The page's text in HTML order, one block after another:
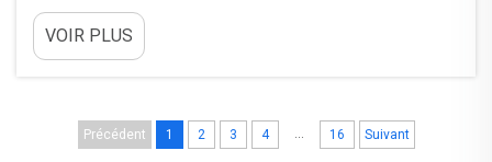
bâtiments préfabriqués et de logements
préfabriqués implique la fabrication de
composants structurels hors site, dans des
transport sur le chantier pour assemblage final.
Cette approche contraste...
VOIR PLUS
Précédent 1 2 3 4 16 Suivant